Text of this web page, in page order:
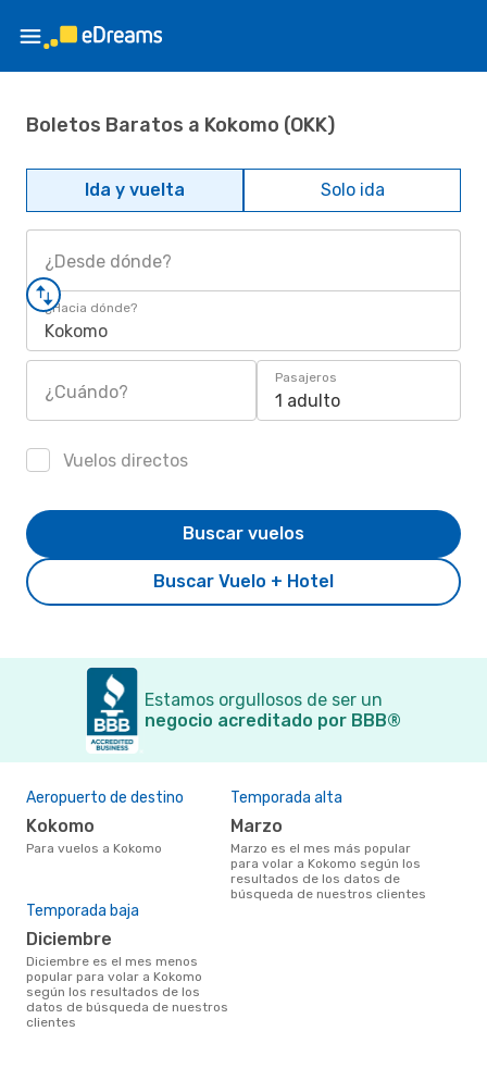
Boletos Baratos a Kokomo (OKK)
Ida y vuelta Solo ida
¿Desde dónde?
¿Hacia dónde?
Kokomo
¿Cuándo?
Pasajeros
1 adulto
Vuelos directos
Buscar Vuelo + Hotel
Buscar vuelos
Estamos orgullosos de ser un
negocio acreditado por BBB®
Aeropuerto de destino
Kokomo
Para vuelos a Kokomo
Temporada alta
marzo
marzo es el mes más popular
para volar a Kokomo según los
resultados de los datos de
búsqueda de nuestros clientes
Temporada baja
diciembre
diciembre es el mes menos
popular para volar a Kokomo
según los resultados de los
datos de búsqueda de nuestros
clientes